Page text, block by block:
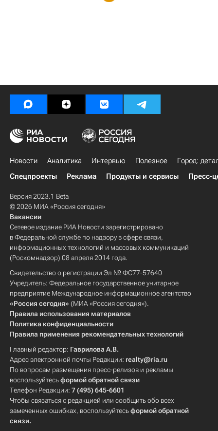
Новости Аналитика Интервью Полезное
Город:
Спецпроекты
Реклама Продукты и сервисы Пресс-
Версия 2023.1 Beta
© 2026 МИА «Россия сегодня»
Вакансии
Сетевое издание РИА Новости зарегистрировано
в Федеральной службе по надзору в сфере связи,
информационных технологий и массовых коммуникаций
(Роскомнадзор) 08 апреля 2014 года.
Свидетельство о регистрации Эл № ФС77-57640
Учредитель: Федеральное государственное унитарное
предприятие Международное информационное агентство
«Россия сегодня» (МИА «Россия сегодня»).
Правила использования материалов
Политика конфиденциальности
Правила применения рекомендательных технологий
Главный редактор: Гаврилова А.В.
Адрес электронной почты Редакции: realty@ria.ru
По вопросам размещения пресс-релизов и рекламы
воспользуйтесьформой обратной связи
Телефон Редакции: 7 (495) 645-6601
Чтобы связаться с редакцией или сообщить обо всех
замеченных ошибках, воспользуйтесьформой обратной
связи.